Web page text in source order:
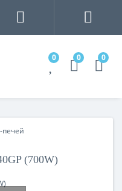
0 0 0
печей
(700W)